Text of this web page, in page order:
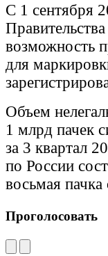
С 1 сентября
возможность
для
Объем
1 млрд пачек
за 3 квартал
по России
восьмая пачка
Проголосовать